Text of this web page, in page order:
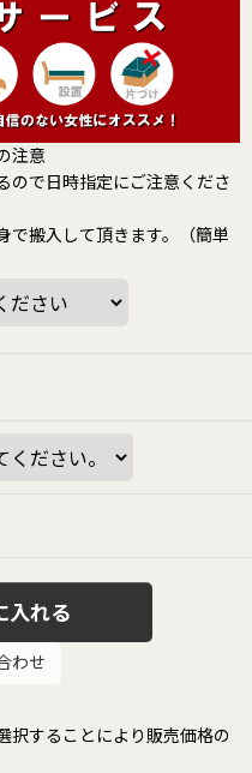
注意
ので日時指定にご注意くださ
で搬入して頂きます。（簡単
入れる
わせ
択することにより販売価格の